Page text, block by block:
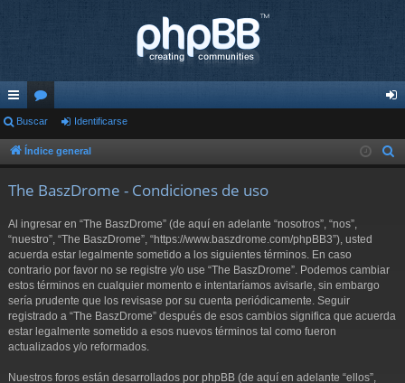
nl
ac
pi
do
s
or
os nti
Buscar Identificarse
Índice general
The BaszDrome - Condiciones de uso
Al ingresar en “The BaszDrome” (de aquí en adelante “nosotros”, “nos”,
“nuestro”, “The BaszDrome”, “https://www.baszdrome.com/phpBB3”), usted
acuerda estar legalmente sometido a los siguientes términos. En caso
contrario por favor no se registre y/o use “The BaszDrome”. Podemos cambiar
estos términos en cualquier momento e intentaríamos avisarle, sin embargo
sería prudente que los revisase por su cuenta periódicamente. Seguir
registrado a “The BaszDrome” después de esos cambios significa que acuerda
estar legalmente sometido a esos nuevos términos tal como fueron
actualizados y/o reformados.
Nuestros foros están desarrollados por phpBB (de aquí en adelante “ellos”,